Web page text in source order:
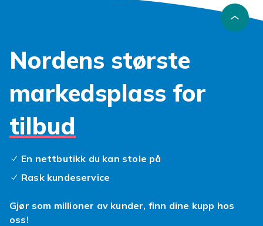
Nordens største
markedsplass for
tilbud
En nettbutikk du kan stole på
Rask kundeservice
Gjør som millioner av kunder, finn dine kupp hos
oss!